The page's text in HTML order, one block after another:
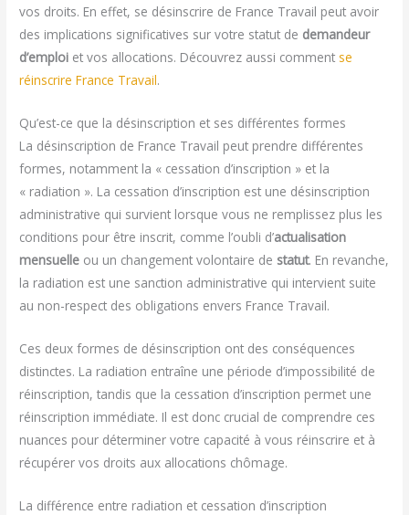
vos droits. En effet, se désinscrire de France Travail peut avoir
des implications significatives sur votre statut de demandeur
d’emploi et vos allocations. Découvrez aussi comment se
réinscrire France Travail.
Qu’est-ce que la désinscription et ses différentes formes
La désinscription de France Travail peut prendre différentes
formes, notamment la « cessation d’inscription » et la
« radiation ». La cessation d’inscription est une désinscription
administrative qui survient lorsque vous ne remplissez plus les
conditions pour être inscrit, comme l’oubli d’actualisation
mensuelle ou un changement volontaire de statut. En revanche,
la radiation est une sanction administrative qui intervient suite
au non-respect des obligations envers France Travail.
Ces deux formes de désinscription ont des conséquences
distinctes. La radiation entraîne une période d’impossibilité de
réinscription, tandis que la cessation d’inscription permet une
réinscription immédiate. Il est donc crucial de comprendre ces
nuances pour déterminer votre capacité à vous réinscrire et à
récupérer vos droits aux allocations chômage.
La différence entre radiation et cessation d’inscription